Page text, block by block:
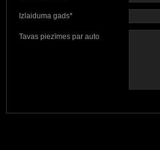
Izlaiduma gads*
Tavas piezīmes par auto